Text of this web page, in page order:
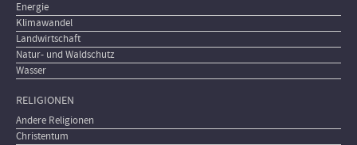
Energie
Klimawandel
Landwirtschaft
Natur- und Waldschutz
Wasser
RELIGIONEN
Andere Religionen
Christentum